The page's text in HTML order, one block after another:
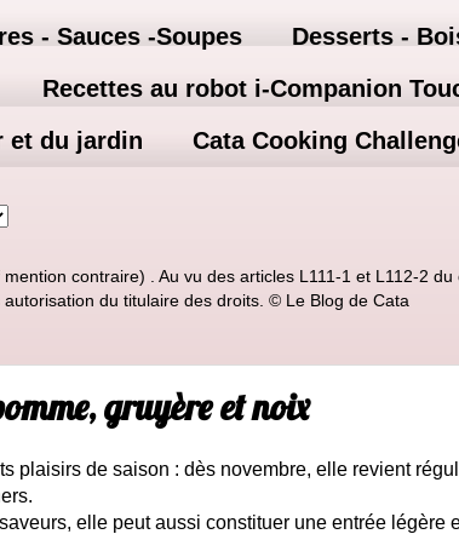
- Sauces -Soupes Desserts -
Recettes au robot i-Companion
et du jardin Cata Cooking
contraire) . Au vu des articles L111-1 et L112-2
du titulaire des droits. © Le Blog de Cata
gruyère et noix
plaisirs de saison : dès novembre, elle revient
elle peut aussi constituer une entrée légère